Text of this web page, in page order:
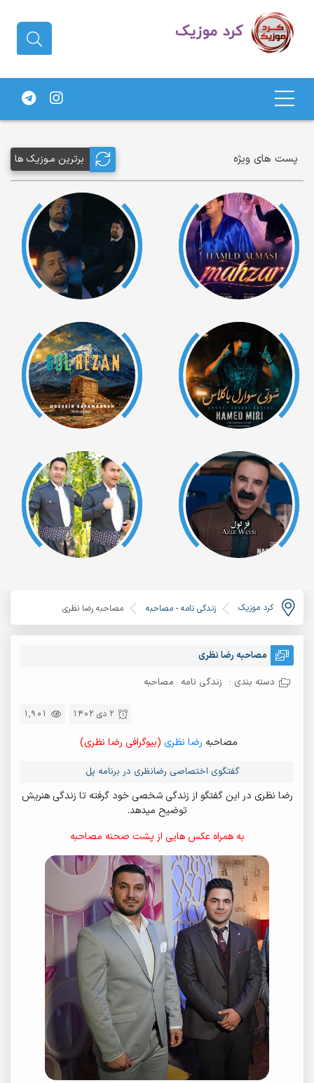
های کردی
پست های ویژه برترین مـوزیک ها
کرد موزیک زندگی نامه - مصاحبه مصاحبه رضا نظری
مصاحبه رضا نظری
دسته بندی : زندگی نامه مصاحبه
1,901 2 دی 1402
مصاحبه رضا نظری (بیوگرافی رضا نظری)
گفتگوی اختصاصی رضانظری در برنامه پل
رضا نظری در این گفتگو از زندگی شخصی خود گرفته تا زندگی هنریش
توضیح میدهد.
به همراه عکس هایی از پشت صحنه مصاحبه